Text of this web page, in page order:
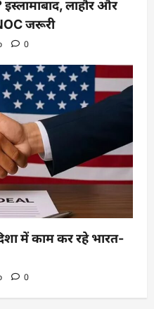
इस्लामाबाद, लाहौर और
जरूरी
0
में काम कर रहे भारत-
0